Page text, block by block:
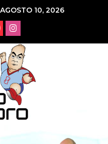
10, 2026